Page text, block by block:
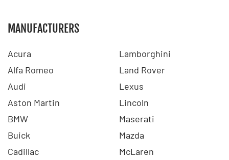
MANUFACTURERS
Acura
Alfa Romeo
Audi
Aston Martin
BMW
Buick
Cadillac
Lamborghini
Land Rover
Lexus
Lincoln
Maserati
Mazda
McLaren